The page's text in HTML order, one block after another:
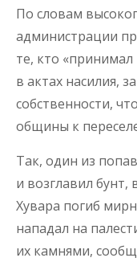
По словам
администрации
те, кто «принимал
в актах насилия,
собственности,
общины к
Так, один из
и возглавил бунт,
Хувара погиб
нападал на
их камнями,